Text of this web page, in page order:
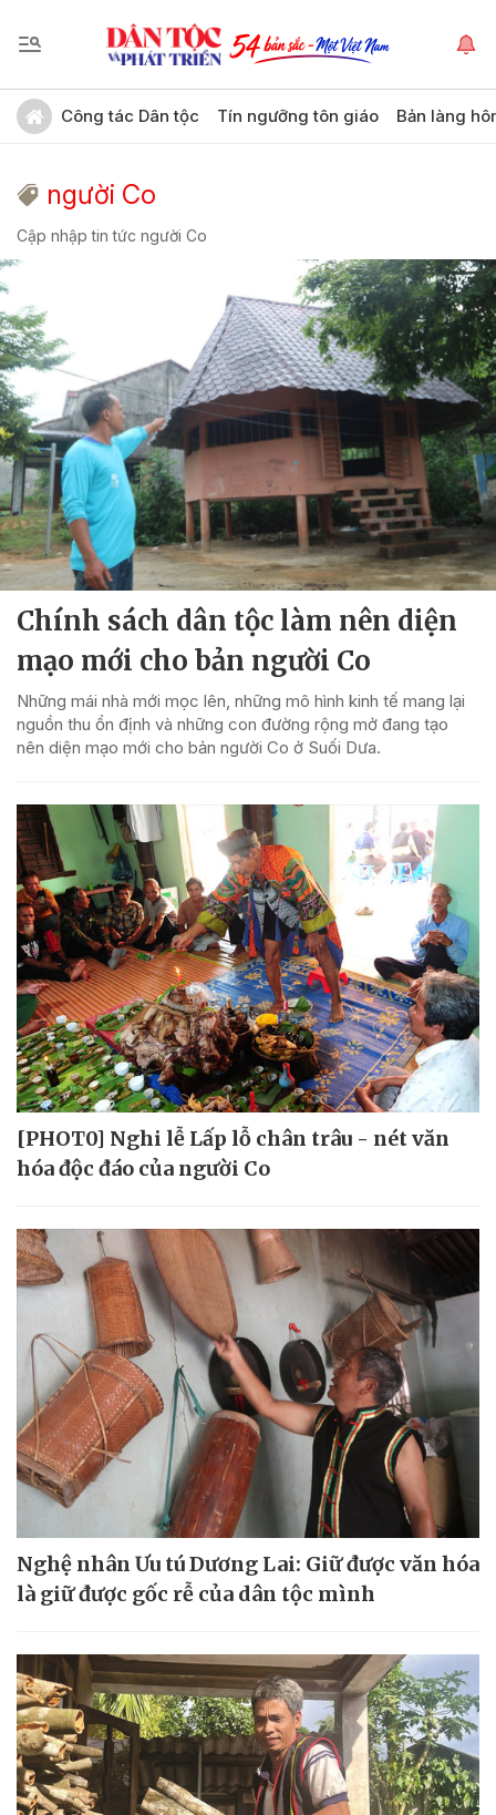
Công tác Dân tộc Tín ngưỡng tôn giáo Bản làng
người Co
Cập nhập tin tức người Co
Chính sách dân tộc làm nên diện
mạo mới cho bản người Co
Những mái nhà mới mọc lên, những mô hình kinh tế mang lại
nguồn thu ổn định và những con đường rộng mở đang tạo
nên diện mạo mới cho bản người Co ở Suối Dưa.
[PHOT0] Nghi lễ Lấp lỗ chân trâu - nét văn
hóa độc đáo của người Co
Nghệ nhân Ưu tú Dương Lai: Giữ được văn hóa
là giữ được gốc rễ của dân tộc mình